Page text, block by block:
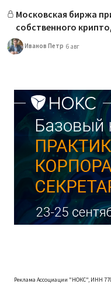
Московская биржа
собственного
Иванов Петр 6 авг
Реклама Ассоциации "НОКС", ИНН